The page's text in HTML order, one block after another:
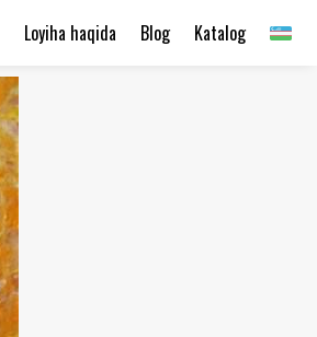
Katalog
Blog
Loyiha haqida